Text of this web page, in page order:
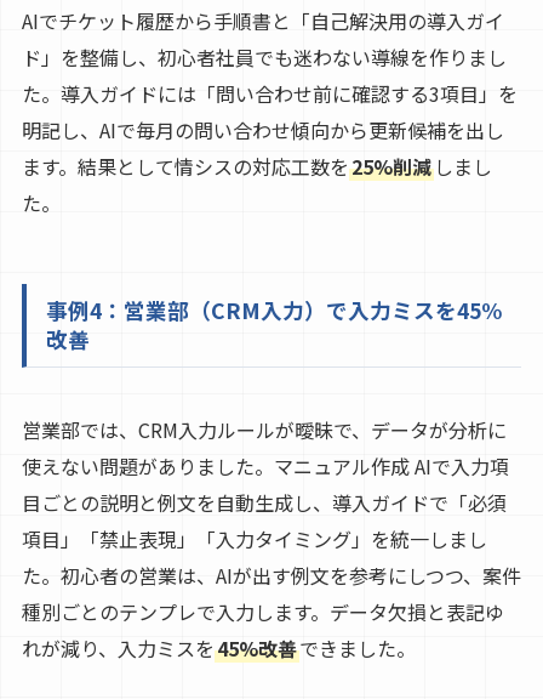
AIでチケット履歴から手順書と「自己解決用の導入ガイ
ド」を整備し、初心者社員でも迷わない導線を作りまし
た。導入ガイドには「問い合わせ前に確認する3項目」を
明記し、AIで毎月の問い合わせ傾向から更新候補を出し
ます。結果として情シスの対応工数を25%削減しまし
た。
事例4：営業部（CRM入力）で入力ミスを45%
改善
営業部では、CRM入力ルールが曖昧で、データが分析に
使えない問題がありました。マニュアル作成 AIで入力項
目ごとの説明と例文を自動生成し、導入ガイドで「必須
項目」「禁止表現」「入力タイミング」を統一しまし
た。初心者の営業は、AIが出す例文を参考にしつつ、案件
種別ごとのテンプレで入力します。データ欠損と表記ゆ
れが減り、入力ミスを45%改善できました。